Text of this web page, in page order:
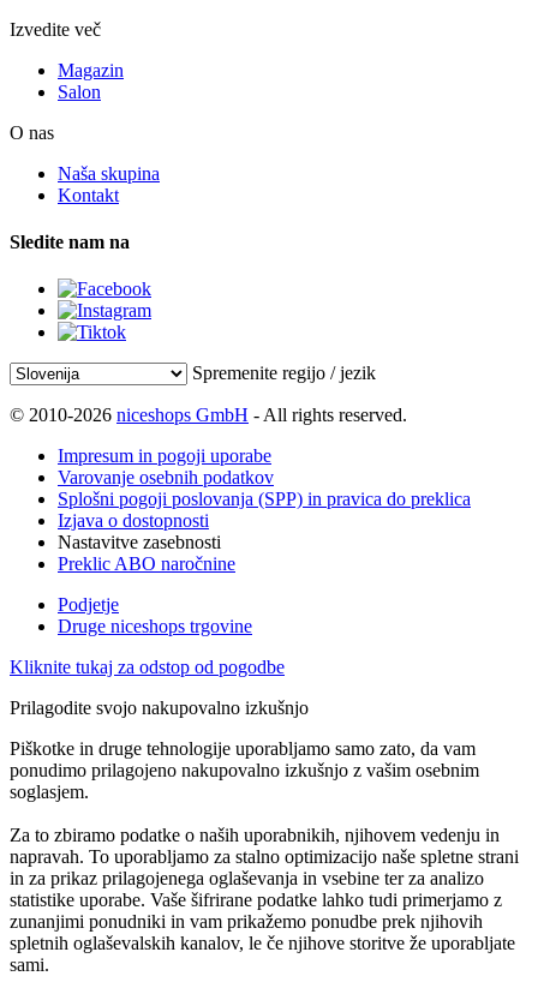
Izvedite več
Magazin
Salon
O nas
Naša skupina
Kontakt
Sledite nam na
Spremenite regijo / jezik
© 2010-2026 niceshops GmbH - All rights reserved.
Impresum in pogoji uporabe
Varovanje osebnih podatkov
Splošni pogoji poslovanja (SPP) in pravica do preklica
Izjava o dostopnosti
Nastavitve zasebnosti
Preklic ABO naročnine
Podjetje
Druge niceshops trgovine
Kliknite tukaj za odstop od pogodbe
Prilagodite svojo nakupovalno izkušnjo
Piškotke in druge tehnologije uporabljamo samo zato, da vam
ponudimo prilagojeno nakupovalno izkušnjo z vašim osebnim
soglasjem.
Za to zbiramo podatke o naših uporabnikih, njihovem vedenju in
napravah. To uporabljamo za stalno optimizacijo naše spletne strani
in za prikaz prilagojenega oglaševanja in vsebine ter za analizo
statistike uporabe. Vaše šifrirane podatke lahko tudi primerjamo z
zunanjimi ponudniki in vam prikažemo ponudbe prek njihovih
spletnih oglaševalskih kanalov, le če njihove storitve že uporabljate
sami.